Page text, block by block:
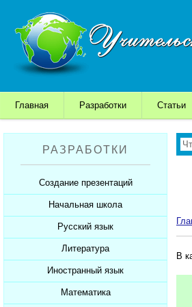
Главная Разработки Статьи
РАЗРАБОТКИ
Создание презентаций
Шаблоны для презентаций
Советы начинающим
Советы дедушки
К презентации...
Начальная школа
Уроки
Презентации
Мультимедийные тесты
Печатные тесты
Русский язык
Уроки
Презентации
Мультимедийные тесты
Литература
Уроки
Презентации
Иностранный язык
Уроки
Математика
В